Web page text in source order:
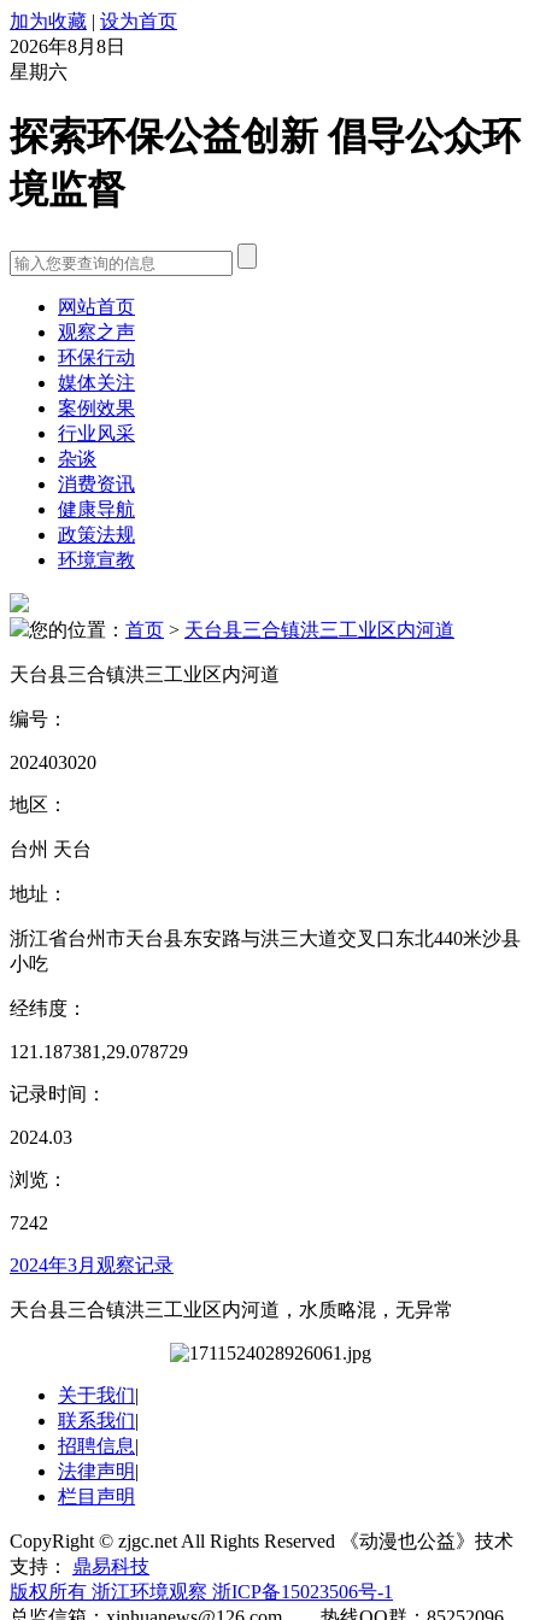
加为收藏 | 设为首页
2026年8月8日
星期六
探索环保公益创新 倡导公众环
境监督
网站首页
观察之声
环保行动
媒体关注
案例效果
行业风采
杂谈
消费资讯
健康导航
政策法规
环境宣教
您的位置： 首页 > 天台县三合镇洪三工业区内河道
天台县三合镇洪三工业区内河道
编号：
202403020
地区：
台州 天台
地址：
浙江省台州市天台县东安路与洪三大道交叉口东北440米沙县
小吃
经纬度：
121.187381,29.078729
记录时间：
2024.03
浏览：
7242
2024年3月观察记录
天台县三合镇洪三工业区内河道，水质略混，无异常
关于我们|
联系我们|
招聘信息|
法律声明|
栏目声明
CopyRight © zjgc.net All Rights Reserved 《动漫也公益》技术
支持： 鼎易科技
版权所有 浙江环境观察 浙ICP备15023506号-1